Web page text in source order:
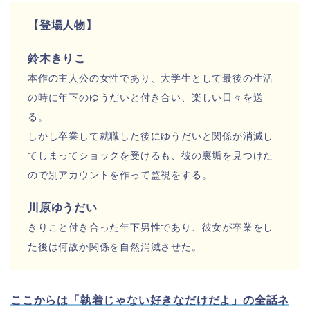
【登場人物】
鈴木きりこ
本作の主人公の女性であり、大学生として最後の生活
の時に年下のゆうだいと付き合い、楽しい日々を送
る。
しかし卒業して就職した後にゆうだいと関係が消滅し
てしまってショックを受けるも、彼の裏垢を見つけた
ので別アカウントを作って監視をする。
川原ゆうだい
きりこと付き合った年下男性であり、彼女が卒業をし
た後は何故か関係を自然消滅させた 。
ここからは「執着じゃない好きなだけだよ」の全話ネ